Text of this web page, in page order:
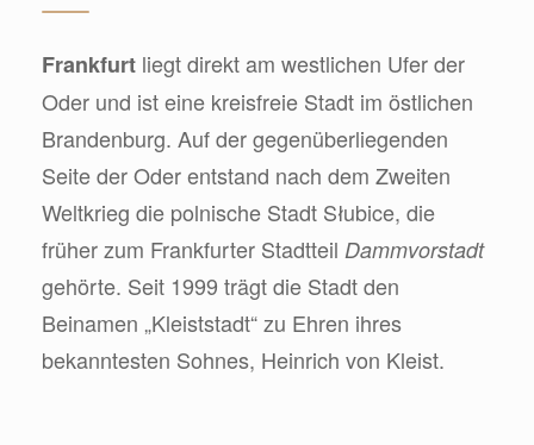
Frankfurt liegt direkt am westlichen Ufer der
Oder und ist eine kreisfreie Stadt im östlichen
Brandenburg. Auf der gegenüberliegenden
Seite der Oder entstand nach dem Zweiten
Weltkrieg die polnische Stadt Słubice, die
früher zum Frankfurter Stadtteil Dammvorstadt
gehörte. Seit 1999 trägt die Stadt den
Beinamen „Kleiststadt“ zu Ehren ihres
bekanntesten Sohnes, Heinrich von Kleist.